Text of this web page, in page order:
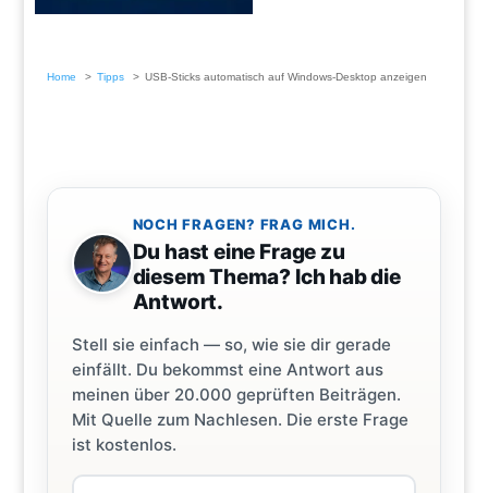
Home Tipps USB-Sticks automatisch auf Windows-Desktop anzeigen
NOCH FRAGEN? FRAG MICH.
Du hast eine Frage zu
diesem Thema? Ich hab die
Antwort.
Stell sie einfach — so, wie sie dir gerade
einfällt. Du bekommst eine Antwort aus
meinen über 20.000 geprüften Beiträgen.
Mit Quelle zum Nachlesen. Die erste Frage
ist kostenlos.